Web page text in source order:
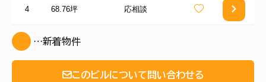
4 68.76坪 応相談
…新着物件
このビルについて問い合わせる